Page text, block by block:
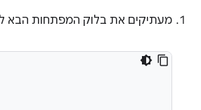
מעתיקים את בלוק המפתחות הבא